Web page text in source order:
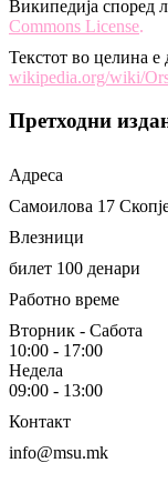
Википедија според
Commons License.
Текстот во целина е
wikipedia.org/wiki/
Претходни
Адреса
Самоилова 17
Влезници
билет 100 денари
Работно време
Вторник - Сабота
10:00 - 17:00
Недела
09:00 - 13:00
Контакт
info@msu.mk